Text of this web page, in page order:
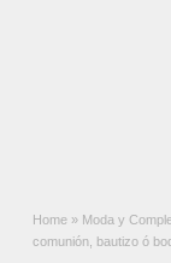
Home » Moda y
comunión, bautizo ó